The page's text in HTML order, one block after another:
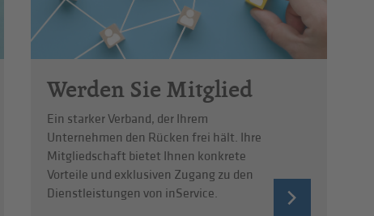
Werden Sie Mitglied
Ein starker Verband, der Ihrem
Unternehmen den Rücken frei hält. Ihre
Mitgliedschaft bietet Ihnen konkrete
Vorteile und exklusiven Zugang zu den
Dienstleistungen von inService.